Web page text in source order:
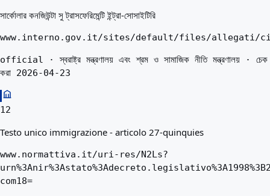
সার্কোলার কনজিউন্টা সু ট্রাসফেরিমেন্টি ইন্ট্রা-সোসাইটিরি
www.interno.gov.it/sites/default/files/allegati/
official · স্বরাষ্ট্র মন্ত্রণালয় এবং শ্রম ও সামাজিক নীতি মন্ত্রণালয় · চেক
করা 2026-04-23
12
Testo unico immigrazione - articolo 27-quinquies
www.normattiva.it/uri-res/N2Ls?
com18=